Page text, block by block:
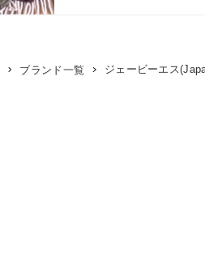
ブランド一覧 ジェービーエス